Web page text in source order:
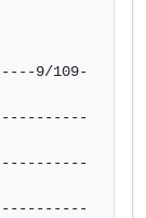
9/109-